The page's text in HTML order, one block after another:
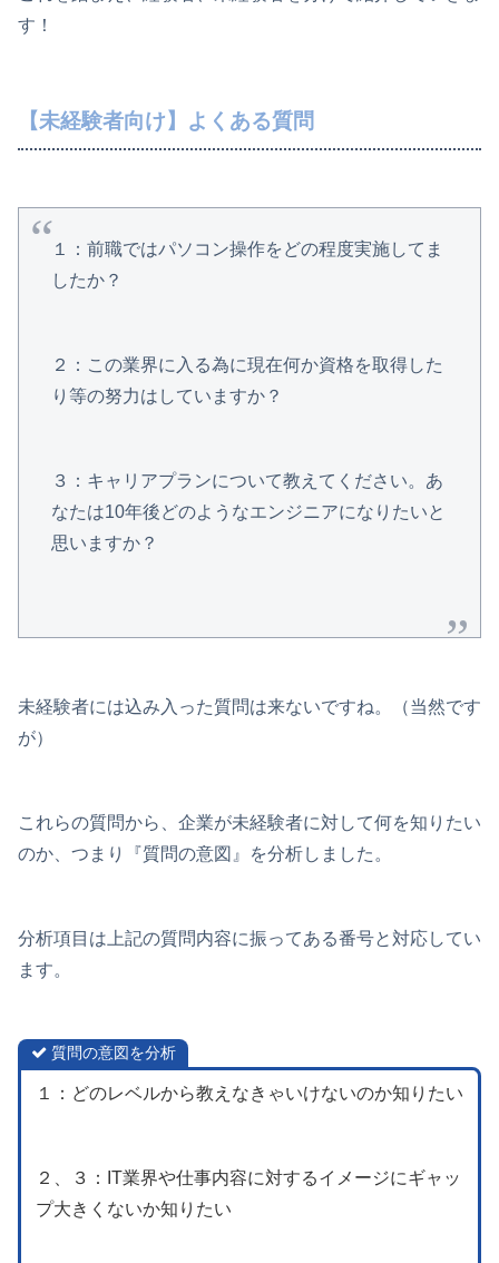
す！
【未経験者向け】よくある質問
１：前職ではパソコン操作をどの程度実施してま
したか？
２：この業界に入る為に現在何か資格を取得した
り等の努力はしていますか？
３：キャリアプランについて教えてください。あ
なたは10年後どのようなエンジニアになりたいと
思いますか？
未経験者には込み入った質問は来ないですね。（当然です
が）
これらの質問から、企業が未経験者に対して何を知りたい
のか、つまり『質問の意図』を分析しました。
分析項目は上記の質問内容に振ってある番号と対応してい
ます。
質問の意図を分析
１：どのレベルから教えなきゃいけないのか知りたい
２、３：IT業界や仕事内容に対するイメージにギャッ
プ大きくないか知りたい